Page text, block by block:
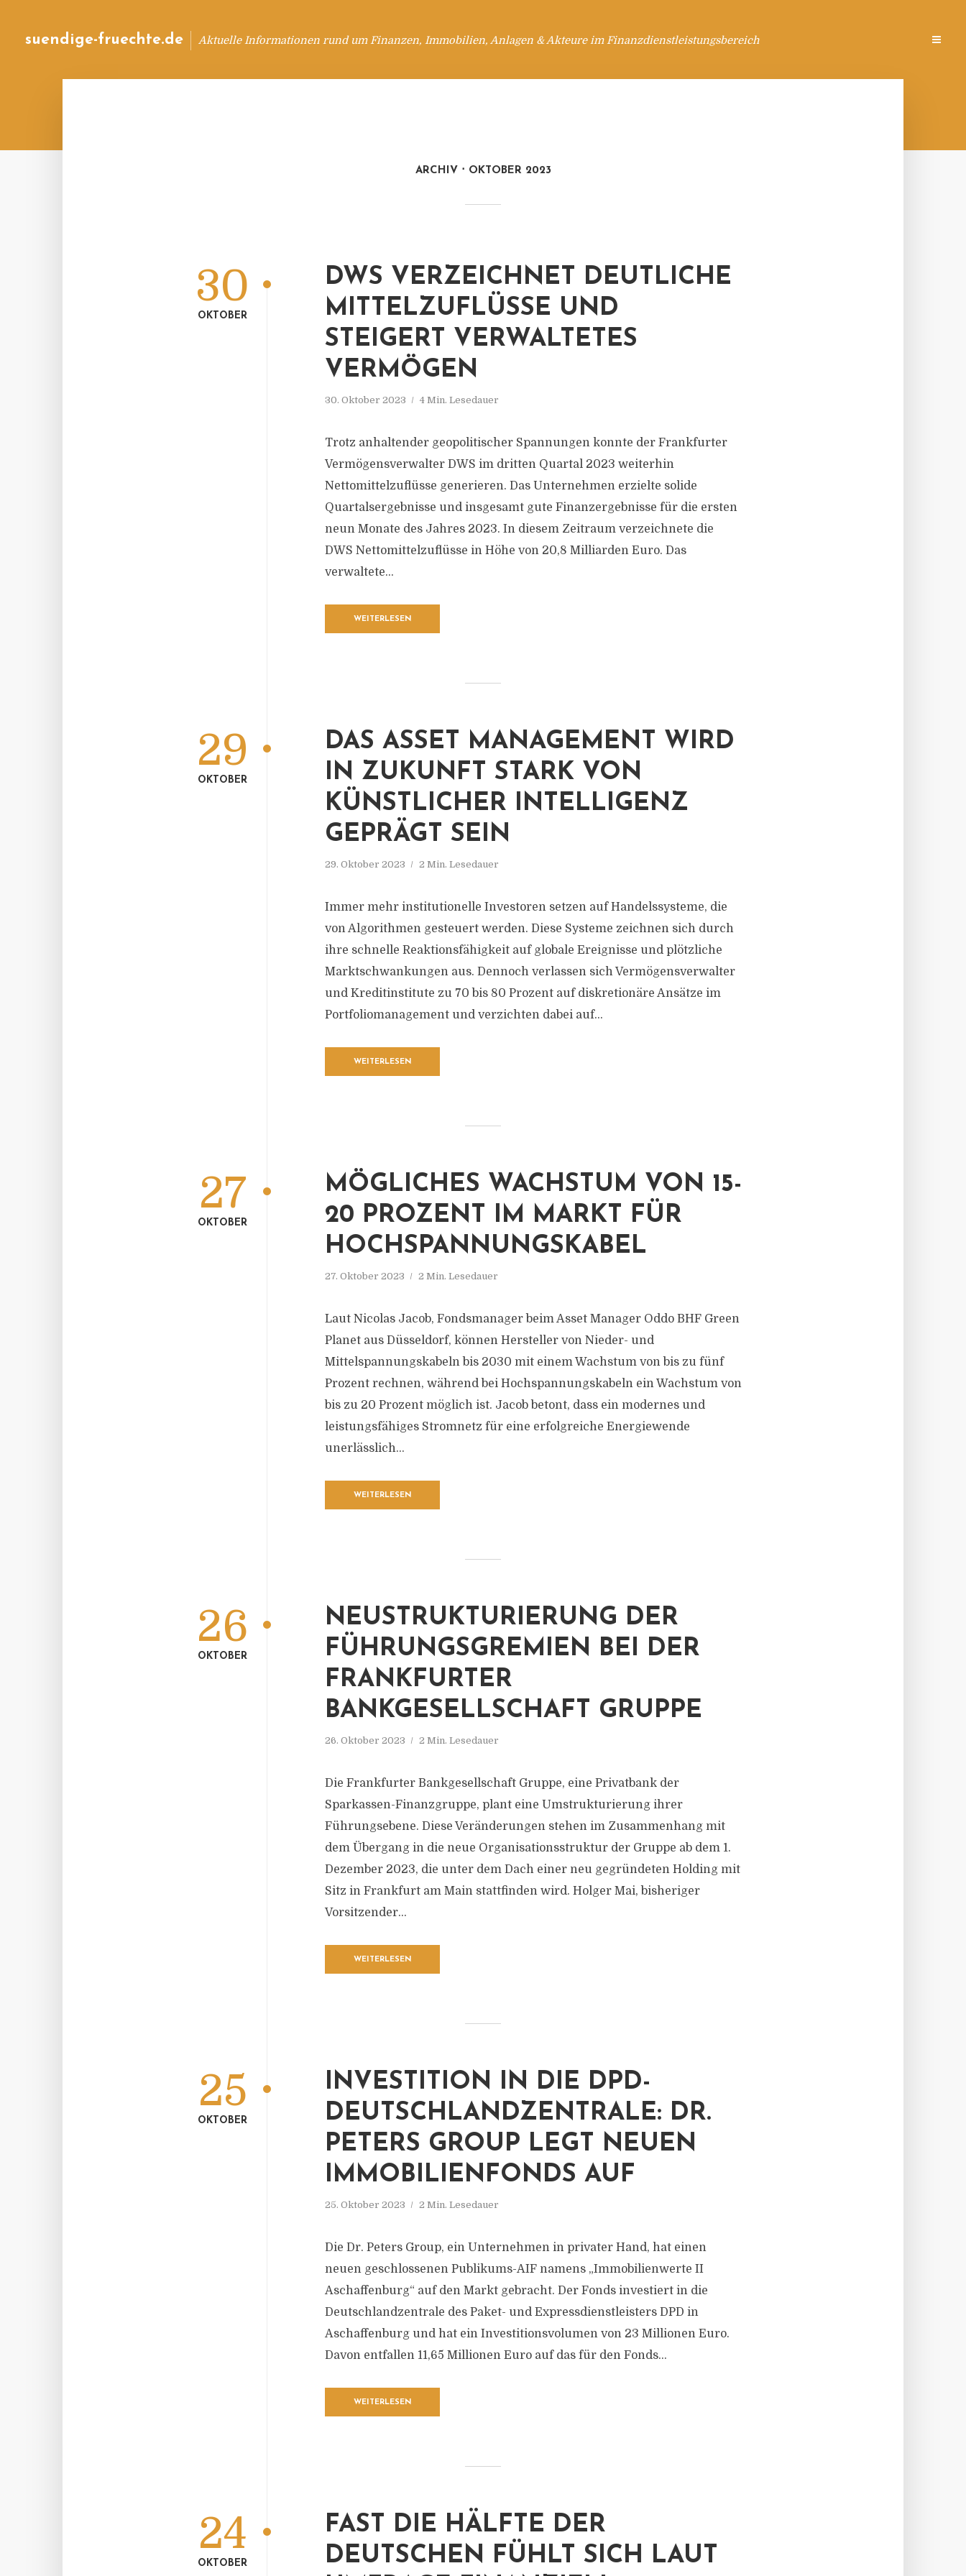
suendige-fruechte.de Aktuelle Informationen rund um Finanzen, Immobilien, Anlagen & Akteure im Finanzdienstleistungsbereich
ARCHIV OKTOBER 2023
DWS VERZEICHNET DEUTLICHE
MITTELZUFLÜSSE UND
STEIGERT VERWALTETES
VERMÖGEN
30. Oktober 2023 4 Min. Lesedauer
30
OKTOBER
Trotz anhaltender geopolitischer Spannungen konnte der Frankfurter
Vermögensverwalter DWS im dritten Quartal 2023 weiterhin
Nettomittelzuflüsse generieren. Das Unternehmen erzielte solide
Quartalsergebnisse und insgesamt gute Finanzergebnisse für die ersten
neun Monate des Jahres 2023. In diesem Zeitraum verzeichnete die
DWS Nettomittelzuflüsse in Höhe von 20,8 Milliarden Euro. Das
verwaltete...
WEITERLESEN
DAS ASSET MANAGEMENT WIRD
IN ZUKUNFT STARK VON
KÜNSTLICHER INTELLIGENZ
GEPRÄGT SEIN
29. Oktober 2023 2 Min. Lesedauer
29
OKTOBER
Immer mehr institutionelle Investoren setzen auf Handelssysteme, die
von Algorithmen gesteuert werden. Diese Systeme zeichnen sich durch
ihre schnelle Reaktionsfähigkeit auf globale Ereignisse und plötzliche
Marktschwankungen aus. Dennoch verlassen sich Vermögensverwalter
und Kreditinstitute zu 70 bis 80 Prozent auf diskretionäre Ansätze im
Portfoliomanagement und verzichten dabei auf...
WEITERLESEN
MÖGLICHES WACHSTUM VON 15-
20 PROZENT IM MARKT FÜR
HOCHSPANNUNGSKABEL
27. Oktober 2023 2 Min. Lesedauer
27
OKTOBER
Laut Nicolas Jacob, Fondsmanager beim Asset Manager Oddo BHF Green
Planet aus Düsseldorf, können Hersteller von Nieder- und
Mittelspannungskabeln bis 2030 mit einem Wachstum von bis zu fünf
Prozent rechnen, während bei Hochspannungskabeln ein Wachstum von
bis zu 20 Prozent möglich ist. Jacob betont, dass ein modernes und
leistungsfähiges Stromnetz für eine erfolgreiche Energiewende
unerlässlich...
WEITERLESEN
NEUSTRUKTURIERUNG DER
FÜHRUNGSGREMIEN BEI DER
FRANKFURTER
BANKGESELLSCHAFT GRUPPE
26. Oktober 2023 2 Min. Lesedauer
26
OKTOBER
Die Frankfurter Bankgesellschaft Gruppe, eine Privatbank der
Sparkassen-Finanzgruppe, plant eine Umstrukturierung ihrer
Führungsebene. Diese Veränderungen stehen im Zusammenhang mit
dem Übergang in die neue Organisationsstruktur der Gruppe ab dem 1.
Dezember 2023, die unter dem Dach einer neu gegründeten Holding mit
Sitz in Frankfurt am Main stattfinden wird. Holger Mai, bisheriger
Vorsitzender...
WEITERLESEN
INVESTITION IN DIE DPD-
DEUTSCHLANDZENTRALE: DR.
PETERS GROUP LEGT NEUEN
IMMOBILIENFONDS AUF
25. Oktober 2023 2 Min. Lesedauer
25
OKTOBER
Die Dr. Peters Group, ein Unternehmen in privater Hand, hat einen
neuen geschlossenen Publikums-AIF namens „Immobilienwerte II
Aschaffenburg“ auf den Markt gebracht. Der Fonds investiert in die
Deutschlandzentrale des Paket- und Expressdienstleisters DPD in
Aschaffenburg und hat ein Investitionsvolumen von 23 Millionen Euro.
Davon entfallen 11,65 Millionen Euro auf das für den Fonds...
WEITERLESEN
FAST DIE HÄLFTE DER
DEUTSCHEN FÜHLT SICH LAUT
24
OKTOBER